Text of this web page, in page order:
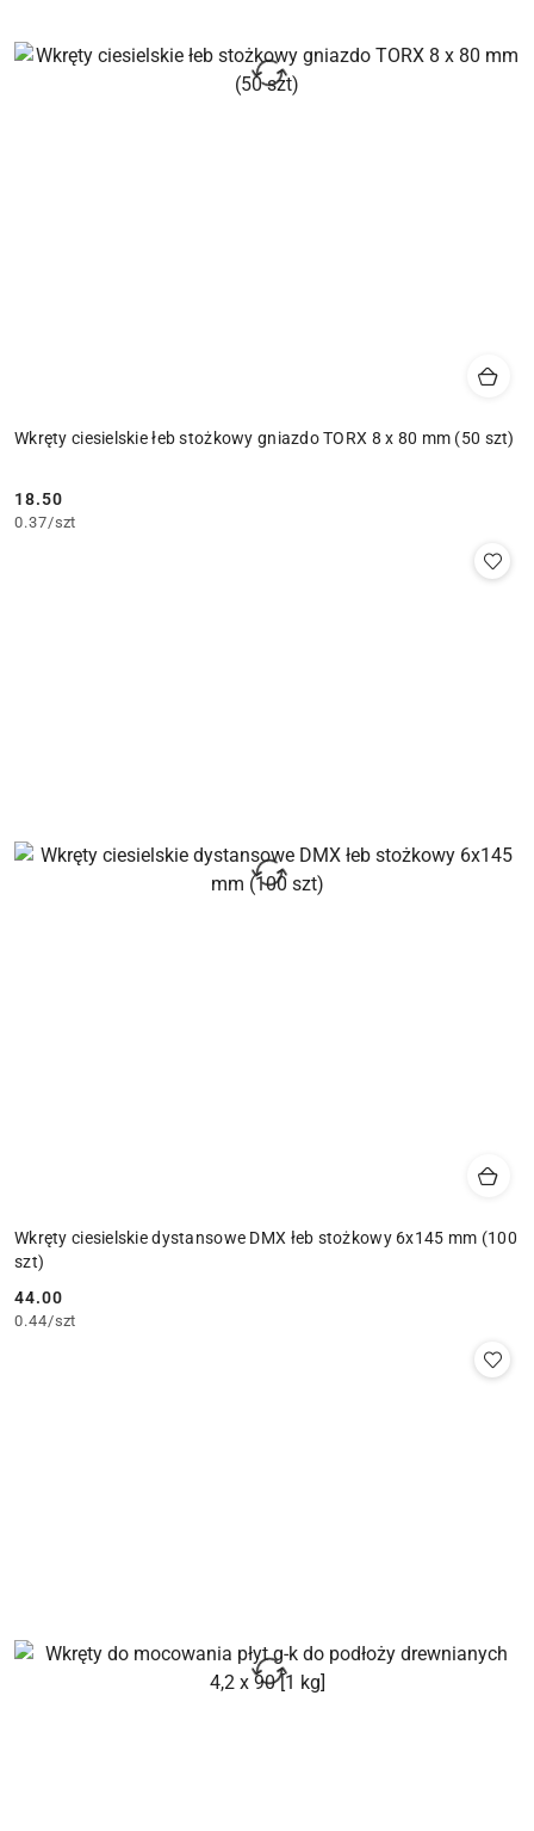
Wkręty ciesielskie łeb stożkowy gniazdo TORX 8 x 80 mm (50 szt)
Cena:
18.50
0.37/szt
Wkręty ciesielskie dystansowe DMX łeb stożkowy 6x145 mm (100
szt)
Cena:
44.00
0.44/szt